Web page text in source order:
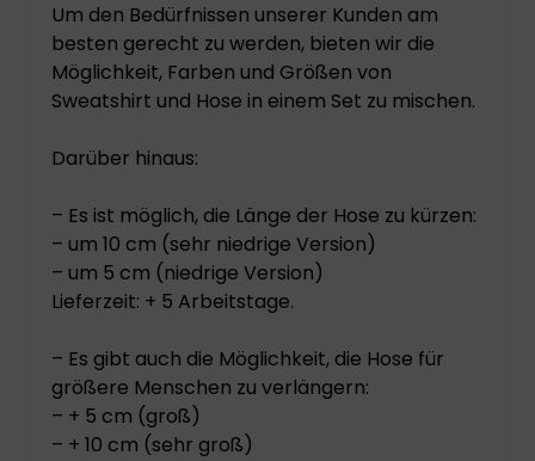
Um den Bedürfnissen unserer Kunden am
besten gerecht zu werden, bieten wir die
Möglichkeit, Farben und Größen von
Sweatshirt und Hose in einem Set zu mischen.
Darüber hinaus:
– Es ist möglich, die Länge der Hose zu kürzen:
– um 10 cm (sehr niedrige Version)
– um 5 cm (niedrige Version)
Lieferzeit: + 5 Arbeitstage.
– Es gibt auch die Möglichkeit, die Hose für
größere Menschen zu verlängern:
– + 5 cm (groß)
– + 10 cm (sehr groß)